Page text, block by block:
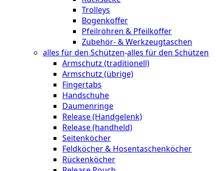
Trolleys
Bogenkoffer
Pfeilröhren & Pfeilkoffer
Zubehör- & Werkzeugtaschen
alles für den Schützen-alles für den Schützen
Armschutz (traditionell)
Armschutz (übrige)
Fingertabs
Handschuhe
Daumenringe
Release (Handgelenk)
Release (handheld)
Seitenköcher
Feldköcher & Hosentaschenköcher
Rückenköcher